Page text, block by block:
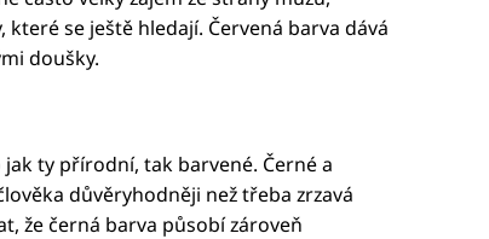
se ještě hledají. Červená barva dává
doušky.
ty přírodní, tak barvené. Černé a
důvěryhodněji než třeba zrzavá
že černá barva působí zároveň